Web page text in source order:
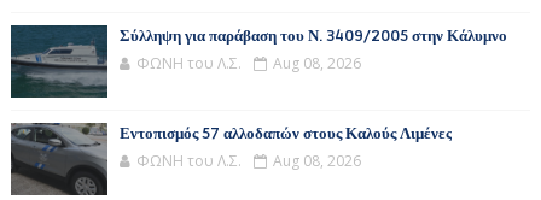
Σύλληψη για παράβαση του Ν. 3409/2005 στην Κάλυμνο
ΦΩΝΗ του Λ.Σ. Aug 08, 2026
Εντοπισμός 57 αλλοδαπών στους Καλούς Λιμένες
ΦΩΝΗ του Λ.Σ. Aug 08, 2026